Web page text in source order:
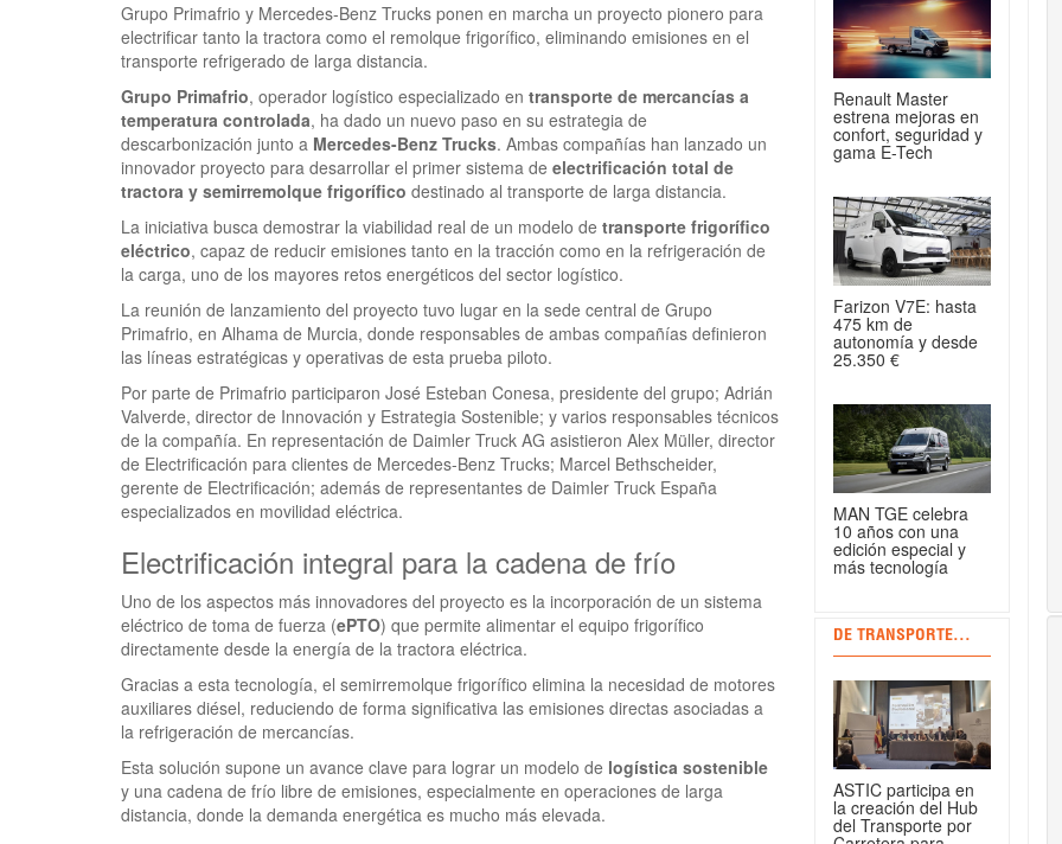
Grupo Primafrio y Mercedes-Benz Trucks ponen en marcha un proyecto pionero para
electrificar tanto la tractora como el remolque frigorífico, eliminando emisiones en el
transporte refrigerado de larga distancia.
Grupo Primafrio, operador logístico especializado en transporte de mercancías a
temperatura controlada, ha dado un nuevo paso en su estrategia de
descarbonización junto a Mercedes-Benz Trucks. Ambas compañías han lanzado un
innovador proyecto para desarrollar el primer sistema de electrificación total de
tractora y semirremolque frigorífico destinado al transporte de larga distancia.
La iniciativa busca demostrar la viabilidad real de un modelo de transporte frigorífico
eléctrico, capaz de reducir emisiones tanto en la tracción como en la refrigeración de
la carga, uno de los mayores retos energéticos del sector logístico.
La reunión de lanzamiento del proyecto tuvo lugar en la sede central de Grupo
Primafrio, en Alhama de Murcia, donde responsables de ambas compañías definieron
las líneas estratégicas y operativas de esta prueba piloto.
Por parte de Primafrio participaron José Esteban Conesa, presidente del grupo; Adrián
Valverde, director de Innovación y Estrategia Sostenible; y varios responsables técnicos
de la compañía. En representación de Daimler Truck AG asistieron Alex Müller, director
de Electrificación para clientes de Mercedes-Benz Trucks; Marcel Bethscheider,
gerente de Electrificación; además de representantes de Daimler Truck España
especializados en movilidad eléctrica.
Electrificación integral para la cadena de frío
Uno de los aspectos más innovadores del proyecto es la incorporación de un sistema
eléctrico de toma de fuerza (ePTO) que permite alimentar el equipo frigorífico
directamente desde la energía de la tractora eléctrica.
Gracias a esta tecnología, el semirremolque frigorífico elimina la necesidad de motores
auxiliares diésel, reduciendo de forma significativa las emisiones directas asociadas a
la refrigeración de mercancías.
Esta solución supone un avance clave para lograr un modelo de logística sostenible
y una cadena de frío libre de emisiones, especialmente en operaciones de larga
distancia, donde la demanda energética es mucho más elevada.
Renault Master
estrena mejoras en
confort, seguridad y
gama E-Tech
Farizon V7E: hasta
475 km de
autonomía y desde
25.350 €
MAN TGE celebra
10 años con una
edición especial y
más tecnología
DE TRANSPORTE...
ASTIC participa en
la creación del Hub
del Transporte por